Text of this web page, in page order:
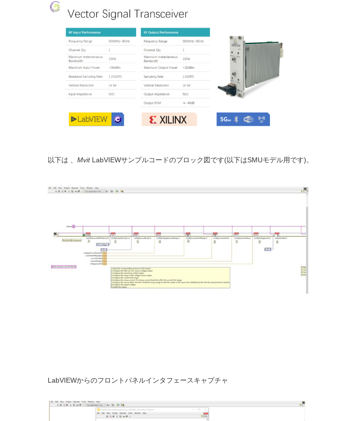
以下は 、Mvit LabVIEWサンプルコードのブロック図です(以下はSMUモデル用です)。
LabVIEWからのフロントパネルインタフェースキャプチャ